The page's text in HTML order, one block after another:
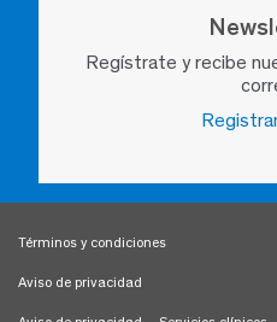
Regístrate y recibe
Términos y condiciones
Aviso de privacidad